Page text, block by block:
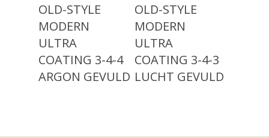
OLD-STYLE
MODERN
ULTRA
COATING 3-4-4
ARGON GEVULD
OLD-STYLE
MODERN
ULTRA
COATING 3-4-3
LUCHT GEVULD